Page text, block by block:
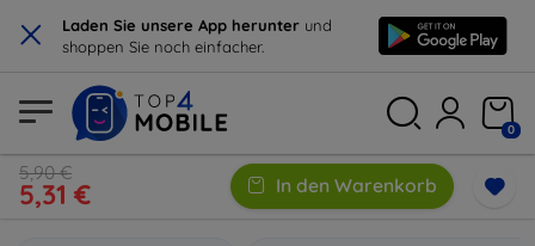
× Laden Sie unsere App herunter und
shoppen Sie noch einfacher.
0
5,90 €
5,31 € In den Warenkorb